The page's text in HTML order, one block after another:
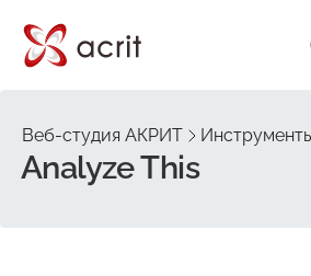
Веб-студия АКРИТ
Analyze This